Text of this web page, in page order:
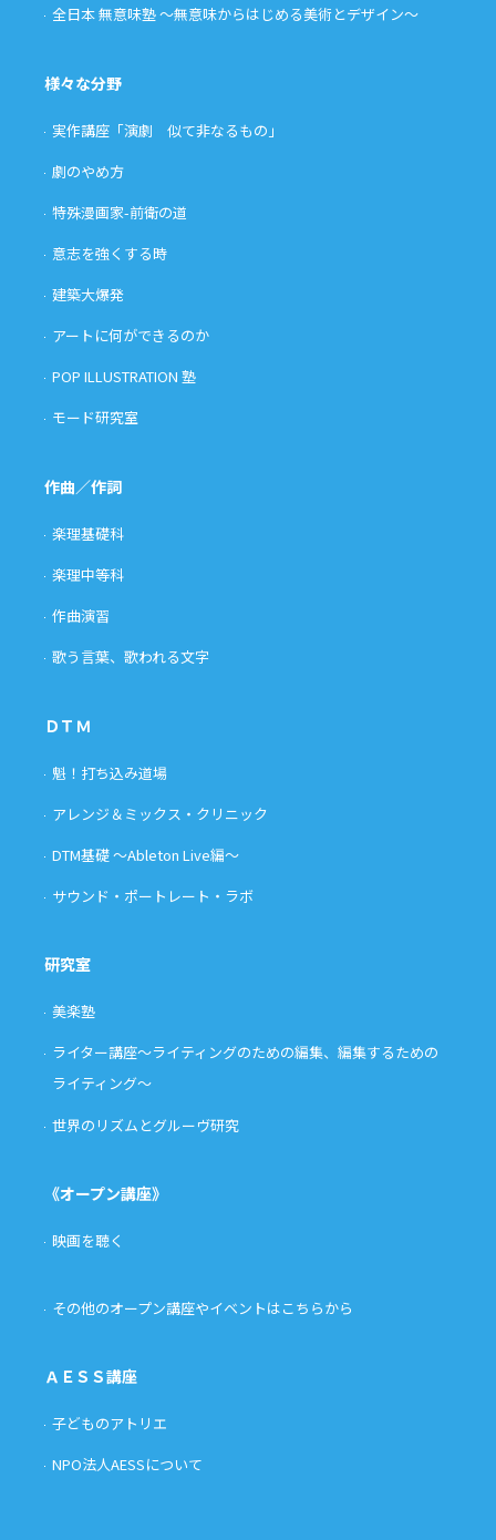
全日本 無意味塾 〜無意味からはじめる美術とデザイン〜
様々な分野
実作講座「演劇 似て非なるもの」
劇のやめ方
特殊漫画家-前衛の道
意志を強くする時
建築大爆発
アートに何ができるのか
POP ILLUSTRATION 塾
モード研究室
作曲／作詞
楽理基礎科
楽理中等科
作曲演習
歌う言葉、歌われる文字
ＤＴＭ
魁！打ち込み道場
アレンジ＆ミックス・クリニック
DTM基礎 〜Ableton Live編〜
サウンド・ポートレート・ラボ
研究室
美楽塾
ライター講座〜ライティングのための編集、編集するための
ライティング〜
世界のリズムとグルーヴ研究
《オープン講座》
映画を聴く
その他のオープン講座やイベントはこちらから
ＡＥＳＳ講座
子どものアトリエ
NPO法人AESSについて